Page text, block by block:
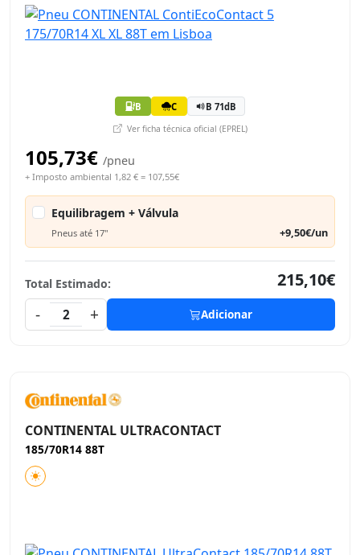
B C B 71dB
Ver ficha técnica oficial (EPREL)
105,73€ /pneu
+ Imposto ambiental 1,82 € = 107,55€
Equilibragem + Válvula
Pneus até 17" +9,50€/un
Total Estimado:
215,10€
-
2 + Adicionar
CONTINENTAL ULTRACONTACT
185/70R14 88T